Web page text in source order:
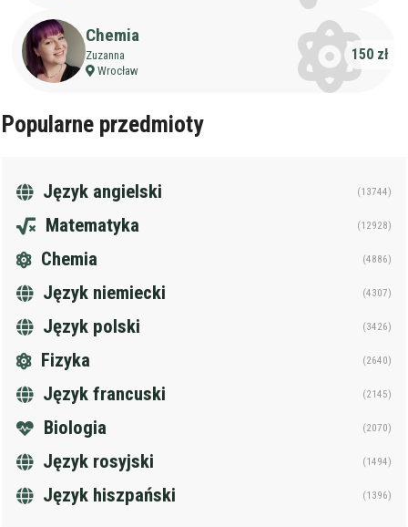
Chemia
Zuzanna
Wrocław
150 zł
Popularne przedmioty
Język angielski (13744)
Matematyka (12928)
Chemia (4886)
Język niemiecki (4307)
Język polski (3426)
Fizyka (2640)
Język francuski (2145)
Biologia (2070)
Język rosyjski (1494)
Język hiszpański (1396)